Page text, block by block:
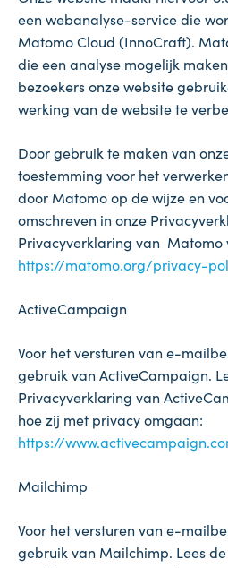
een webanalyse-service die
Matomo Cloud (InnoCraft).
die een analyse mogelijk
bezoekers onze website
werking van de website te
Door gebruik te maken van
toestemming voor het
door Matomo op de wijze en
omschreven in onze
Privacyverklaring van Matomo
https://matomo.org/privacy-
ActiveCampaign
Voor het versturen van e-
gebruik van ActiveCampaign.
Privacyverklaring van
hoe zij met privacy omgaan:
https://
Mailchimp
Voor het versturen van e-
gebruik van Mailchimp. Lees